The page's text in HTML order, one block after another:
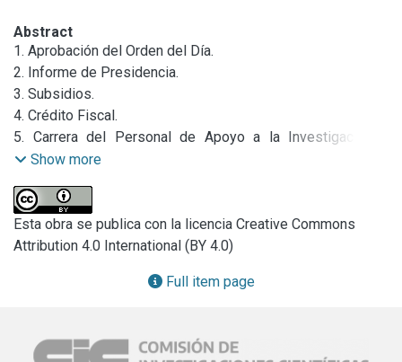
Abstract
1. Aprobación del Orden del Día.
2. Informe de Presidencia.
3. Subsidios.
4. Crédito Fiscal.
5. Carrera del Personal de Apoyo a la Investigación y
Desarrollo.
7. Centros.
8. Convenios.
9. Calendario 2011.
Show more
Esta obra se publica con la licencia Creative Commons
Attribution 4.0 International (BY 4.0)
Full item page